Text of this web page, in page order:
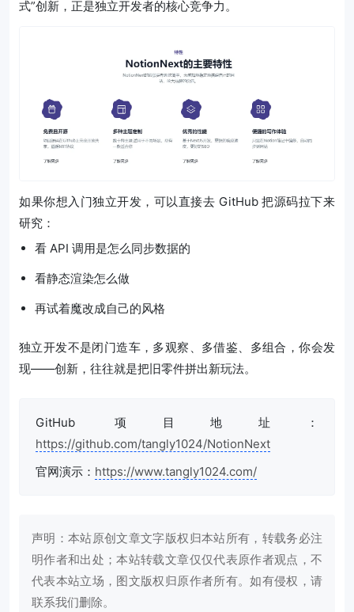
式”创新，正是独立开发者的核心竞争力。
如果你想入门独立开发，可以直接去 GitHub 把源码拉下来
研究：
看 API 调用是怎么同步数据的
看静态渲染怎么做
再试着魔改成自己的风格
独立开发不是闭门造车，多观察、多借鉴、多组合，你会发
现——创新，往往就是把旧零件拼出新玩法。
GitHub 项目地址：
https://github.com/tangly1024/NotionNext
官网演示： https://www.tangly1024.com/
声明：本站原创文章文字版权归本站所有，转载务必注
明作者和出处；本站转载文章仅仅代表原作者观点，不
代表本站立场，图文版权归原作者所有。如有侵权，请
联系我们删除。